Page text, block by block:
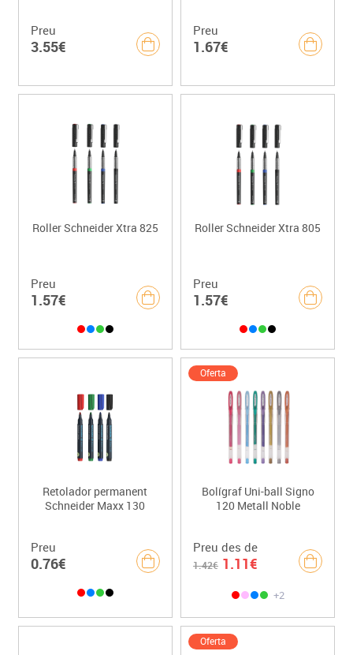
Preu
3.55€
Preu
1.67€
Roller Schneider Xtra 825
Preu
1.57€
Roller Schneider Xtra 805
Preu
1.57€
Retolador permanent
Schneider Maxx 130
Preu
0.76€
Oferta
Bolígraf Uni-ball Signo
120 Metall Noble
Preu des de
1.42€ 1.11€
+2
Oferta